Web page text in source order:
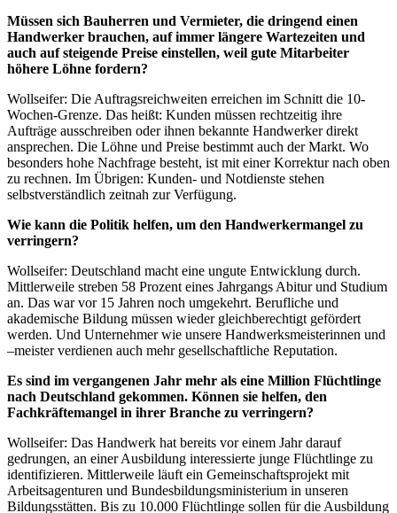
Müssen sich Bauherren und Vermieter, die dringend einen
Handwerker brauchen, auf immer längere Wartezeiten und
auch auf steigende Preise einstellen, weil gute Mitarbeiter
höhere Löhne fordern?
Wollseifer: Die Auftragsreichweiten erreichen im Schnitt die 10-
Wochen-Grenze. Das heißt: Kunden müssen rechtzeitig ihre
Aufträge ausschreiben oder ihnen bekannte Handwerker direkt
ansprechen. Die Löhne und Preise bestimmt auch der Markt. Wo
besonders hohe Nachfrage besteht, ist mit einer Korrektur nach oben
zu rechnen. Im Übrigen: Kunden- und Notdienste stehen
selbstverständlich zeitnah zur Verfügung.
Wie kann die Politik helfen, um den Handwerkermangel zu
verringern?
Wollseifer: Deutschland macht eine ungute Entwicklung durch.
Mittlerweile streben 58 Prozent eines Jahrgangs Abitur und Studium
an. Das war vor 15 Jahren noch umgekehrt. Berufliche und
akademische Bildung müssen wieder gleichberechtigt gefördert
werden. Und Unternehmer wie unsere Handwerksmeisterinnen und
–meister verdienen auch mehr gesellschaftliche Reputation.
Es sind im vergangenen Jahr mehr als eine Million Flüchtlinge
nach Deutschland gekommen. Können sie helfen, den
Fachkräftemangel in ihrer Branche zu verringern?
Wollseifer: Das Handwerk hat bereits vor einem Jahr darauf
gedrungen, an einer Ausbildung interessierte junge Flüchtlinge zu
identifizieren. Mittlerweile läuft ein Gemeinschaftsprojekt mit
Arbeitsagenturen und Bundesbildungsministerium in unseren
Bildungsstätten. Bis zu 10.000 Flüchtlinge sollen für die Ausbildung